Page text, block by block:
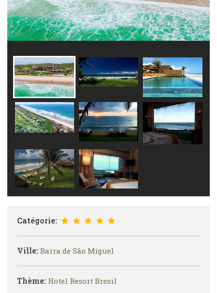
Catégorie:
Ville: Barra de São Miguel
Thème: Hotel Resort Bresil